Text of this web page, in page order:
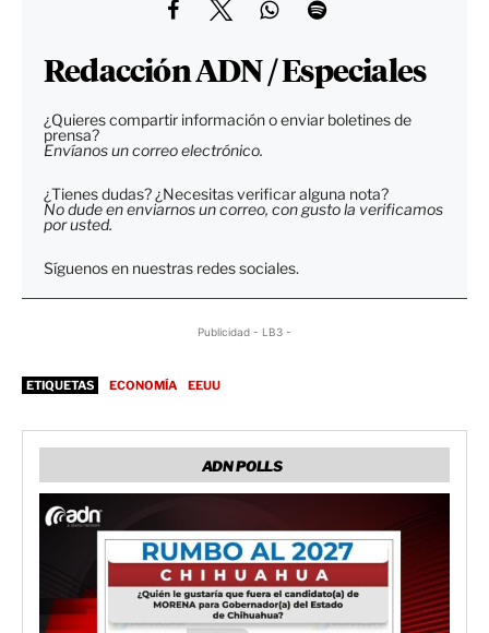
Redacción ADN / Especiales
¿Quieres compartir información o enviar boletines de
prensa?
Envíanos un correo electrónico.
¿Tienes dudas? ¿Necesitas verificar alguna nota?
No dude en enviarnos un correo, con gusto la verificamos
por usted.
Síguenos en nuestras redes sociales.
Publicidad - LB3 -
ETIQUETAS ECONOMÍA EEUU
ADN POLLS